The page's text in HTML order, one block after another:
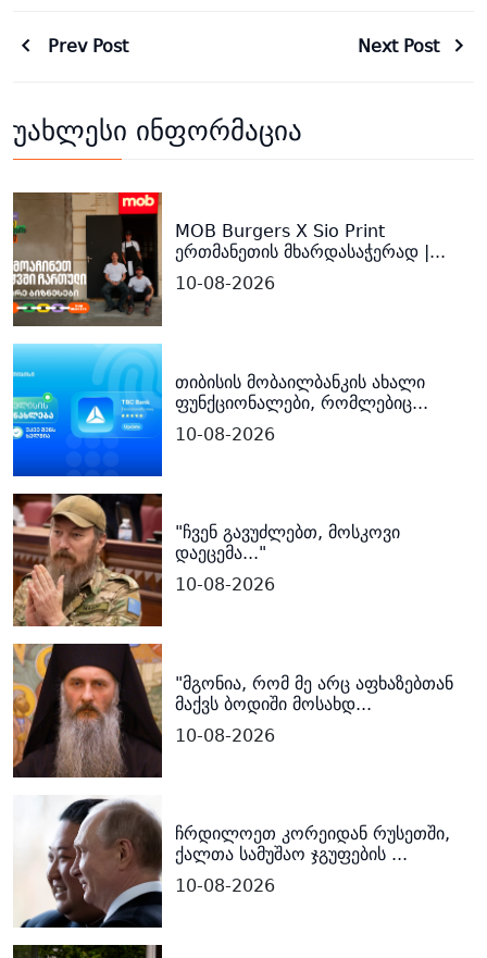
Prev Post Next Post
უახლესი ინფორმაცია
MOB Burgers X Sio Print
ერთმანეთის მხარდასაჭერად |...
10-08-2026
თიბისის მობაილბანკის ახალი
ფუნქციონალები, რომლებიც...
10-08-2026
"ჩვენ გავუძლებთ, მოსკოვი
დაეცემა..."
10-08-2026
"მგონია, რომ მე არც აფხაზებთან
მაქვს ბოდიში მოსახდ...
10-08-2026
ჩრდილოეთ კორეიდან რუსეთში,
ქალთა სამუშაო ჯგუფების ...
10-08-2026